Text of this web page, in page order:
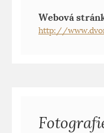
Webová
http://